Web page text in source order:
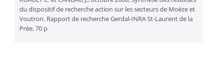
Travaux & Publications
du dispositif de recherche action sur les secteurs de Moëze et
Voutron. Rapport de recherche Gerdal-INRA St-Laurent de la
Prée, 70 p